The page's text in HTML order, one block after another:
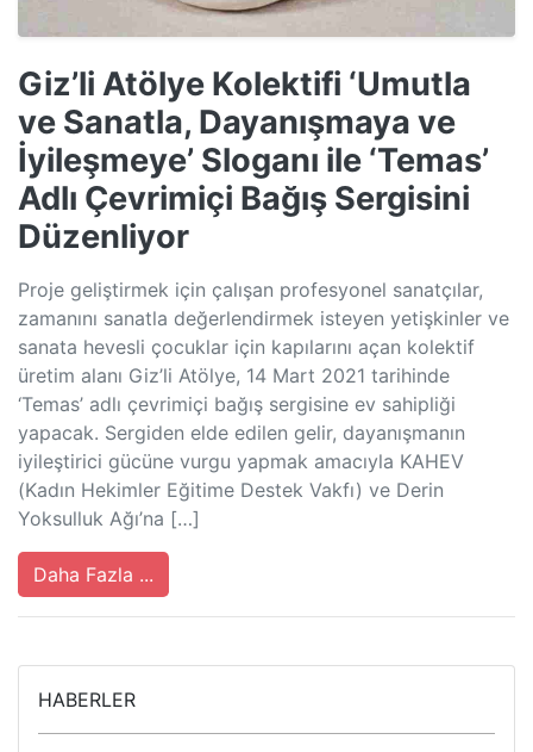
Giz’li Atölye Kolektifi ‘Umutla
ve Sanatla, Dayanışmaya ve
İyileşmeye’ Sloganı ile ‘Temas’
Adlı Çevrimiçi Bağış Sergisini
Düzenliyor
Proje geliştirmek için çalışan profesyonel sanatçılar,
zamanını sanatla değerlendirmek isteyen yetişkinler ve
sanata hevesli çocuklar için kapılarını açan kolektif
üretim alanı Giz’li Atölye, 14 Mart 2021 tarihinde
‘Temas’ adlı çevrimiçi bağış sergisine ev sahipliği
yapacak. Sergiden elde edilen gelir, dayanışmanın
iyileştirici gücüne vurgu yapmak amacıyla KAHEV
(Kadın Hekimler Eğitime Destek Vakfı) ve Derin
Yoksulluk Ağı’na […]
Daha Fazla ...
HABERLER